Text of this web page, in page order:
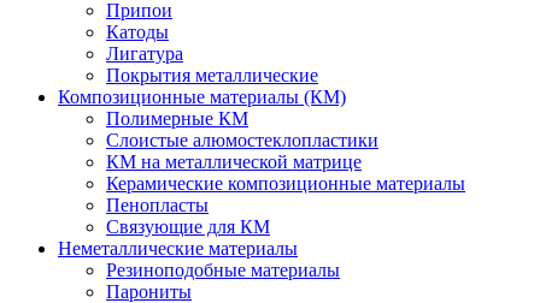
Припои
Катоды
Лигатура
Покрытия металлические
Композиционные материалы (КМ)
Полимерные КМ
Слоистые алюмостеклопластики
КМ на металлической матрице
Керамические композиционные материалы
Пенопласты
Связующие для КМ
Неметаллические материалы
Резиноподобные материалы
Парониты